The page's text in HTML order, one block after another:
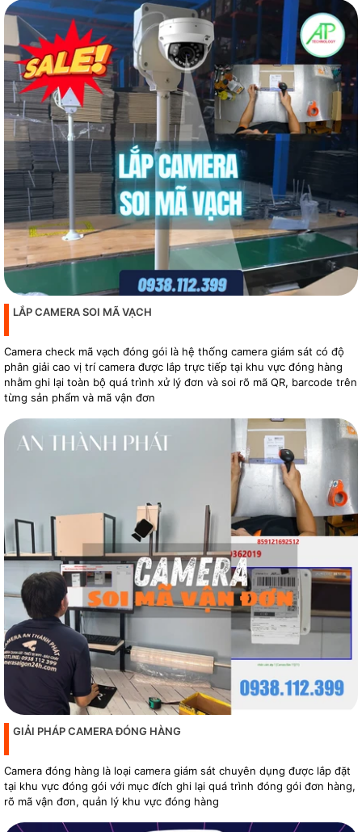
LẮP CAMERA SOI MÃ VẠCH
Camera check mã vạch đóng gói là hệ thống camera giám sát có độ
phân giải cao vị trí camera được lắp trực tiếp tại khu vực đóng hàng
nhằm ghi lại toàn bộ quá trình xử lý đơn và soi rõ mã QR, barcode trên
từng sản phẩm và mã vận đơn
GIẢI PHÁP CAMERA ĐÓNG HÀNG
Camera đóng hàng là loại camera giám sát chuyên dụng được lắp đặt
tại khu vực đóng gói với mục đích ghi lại quá trình đóng gói đơn hàng,
rõ mã vận đơn, quản lý khu vực đóng hàng